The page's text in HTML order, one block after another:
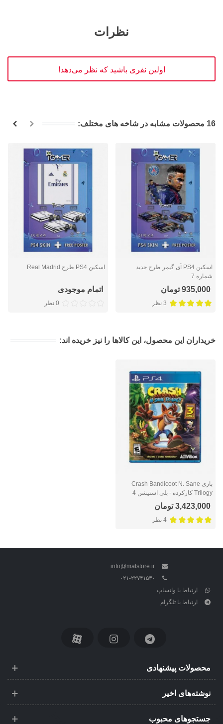
نظرات
اولین نفری باشید که نظر می‌دهد!
16 محصولات مشابه در شاخه های مختلف:
اسکین PS4 آی گیمر طرح جدید
شماره 7
935,000 تومان
3 نظر
اسکین PS4 طرح Real Madrid
اتمام موجودی
0 نظر
خریداران این محصول، این کالاها را نیز خریده اند:
بازی Crash Bandicoot N. Sane
Trilogy کارکرده - پلی استیشن 4
3,423,000 تومان
4 نظر
info@matstore.ir
۰۲۱-۲۲۷۴۱۵۳۰
ارتباط با واتساپ
ارتباط با تلگرام
محصولات پیشنهادی
نوشته‌های اخیر
جستجوهای محبوب